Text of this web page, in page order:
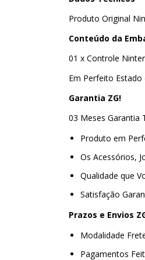
Produto Original
Conteúdo da
01 x Controle
Em Perfeito
Garantia ZG!
03 Meses Garantia
Produto em
Os Acessórios,
Qualidade que
Satisfação
Prazos e Envios
Modalidade
Pagamentos